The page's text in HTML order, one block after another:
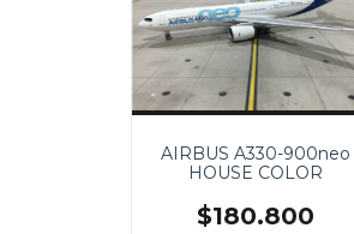
AIRBUS A330-900neo
HOUSE COLOR
$180.800